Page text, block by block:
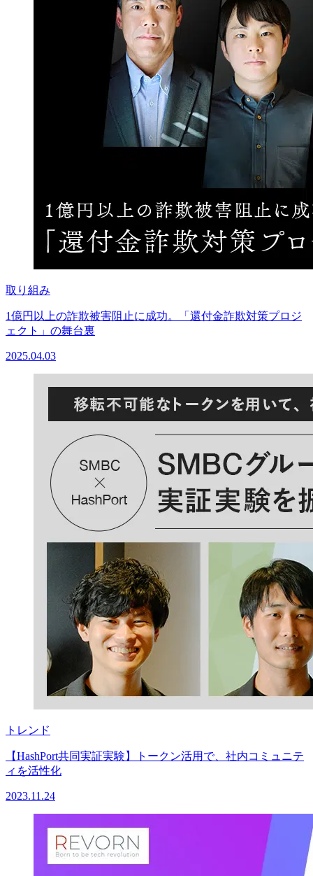
取り組み
1億円以上の詐欺被害阻止に成功。「還付金詐欺対策プロジ
ェクト」の舞台裏
2025.04.03
トレンド
【HashPort共同実証実験】トークン活用で、社内コミュニテ
ィを活性化
2023.11.24